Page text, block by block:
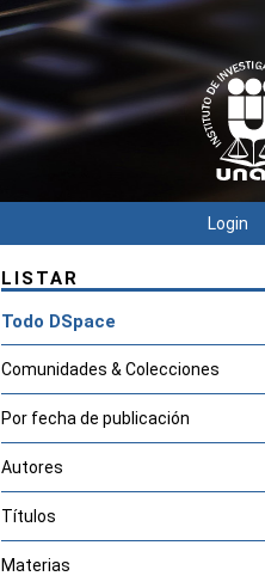
Login
LISTAR
Todo DSpace
Comunidades & Colecciones
Por fecha de publicación
Autores
Títulos
Materias